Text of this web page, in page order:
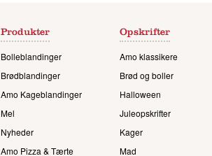
Produkter
Bolleblandinger
Brødblandinger
Amo Kageblandinger
Mel
Nyheder
Amo Pizza & Tærte
Opskrifter
Amo klassikere
Brød og boller
Halloween
Juleopskrifter
Kager
Mad